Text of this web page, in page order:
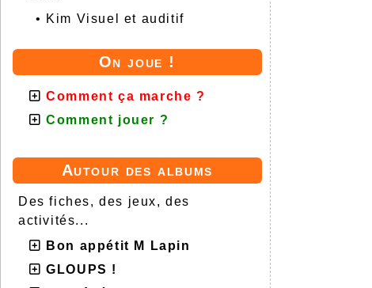
• Kim Visuel et auditif
On joue !
Comment ça marche ?
Comment jouer ?
Autour des albums
Des fiches, des jeux, des
activités...
Bon appétit M Lapin
GLOUPS !